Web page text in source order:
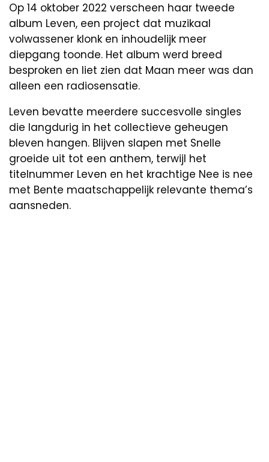
Op 14 oktober 2022 verscheen haar tweede
album Leven, een project dat muzikaal
volwassener klonk en inhoudelijk meer
diepgang toonde. Het album werd breed
besproken en liet zien dat Maan meer was dan
alleen een radiosensatie.
Leven bevatte meerdere succesvolle singles
die langdurig in het collectieve geheugen
bleven hangen. Blijven slapen met Snelle
groeide uit tot een anthem, terwijl het
titelnummer Leven en het krachtige Nee is nee
met Bente maatschappelijk relevante thema’s
aansneden.